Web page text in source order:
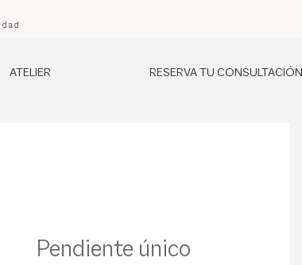
ATELIER RESERVA TU CONSULTACIÓN
Pendiente único